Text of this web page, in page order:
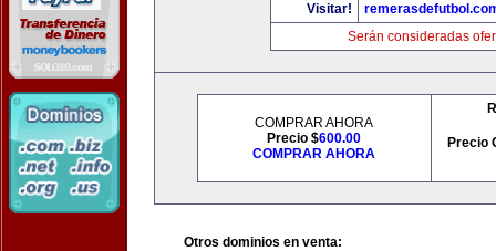
Visitar!
Serán consideradas
COMPRAR AHORA
Precio $600.00
COMPRAR AHORA
Precio
Otros dominios en venta: